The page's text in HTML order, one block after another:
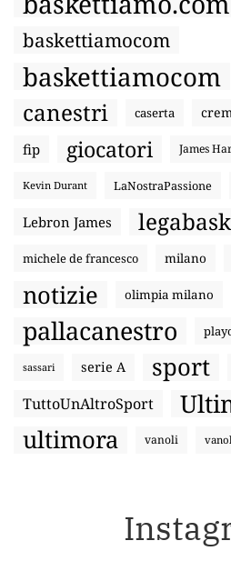
baskettiamocom
baskettiamocom
canestri caserta
fip giocatori James
Kevin Durant LaNostraPassione
Lebron James
michele de francesco milano
notizie olimpia milano
pallacanestro
sassari serie A sport
TuttoUnAltroSport
ultimora vanoli